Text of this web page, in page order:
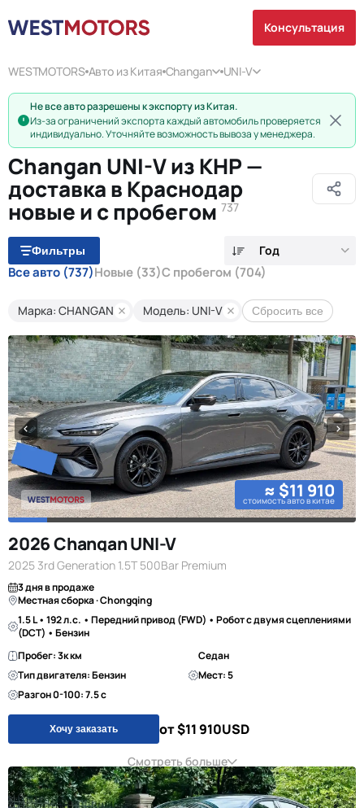
Консультация
WESTMOTORS Авто из Китая Changan UNI-V
Не все авто разрешены к экспорту из Китая.
Из-за ограничений экспорта каждый автомобиль проверяется
индивидуально. Уточняйте возможность вывоза у менеджера.
Changan UNI-V из КНР —
доставка в Краснодар
новые и с пробегом 737
Фильтры Год
Все авто (737)Новые (33)С пробегом (704)
Марка: CHANGAN Модель: UNI-V Сбросить все
≈ $11 910
стоимость авто в китае
2026 Changan UNI-V
2025 3rd Generation 1.5T 500Bar Premium
3 дня в продаже
Местная сборка · Chongqing
1.5 L • 192 л.с. • Передний привод (FWD) • Робот с двумя сцеплениями
(DCT) • Бензин
Пробег: 3к км
Седан
Тип двигателя: Бензин
Мест: 5
Разгон 0-100: 7.5 с
Хочу заказать от $11 910USD
Смотреть больше